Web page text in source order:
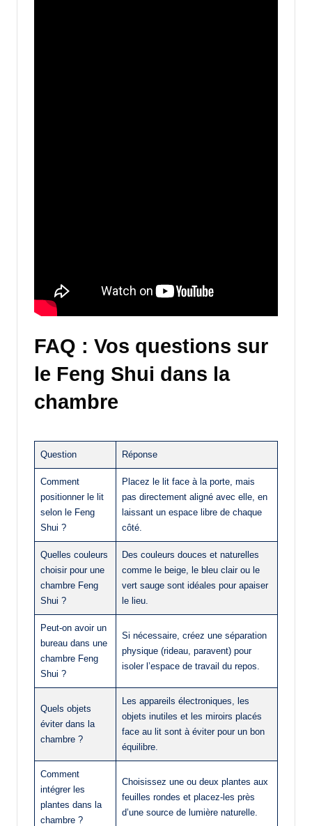
FAQ : Vos questions sur
le Feng Shui dans la
chambre
Question Réponse
Comment
positionner le lit
selon le Feng
Shui ?
Placez le lit face à la porte, mais
pas directement aligné avec elle, en
laissant un espace libre de chaque
côté.
Quelles couleurs
choisir pour une
chambre Feng
Shui ?
Des couleurs douces et naturelles
comme le beige, le bleu clair ou le
vert sauge sont idéales pour apaiser
le lieu.
Peut-on avoir un
bureau dans une
chambre Feng
Shui ?
Si nécessaire, créez une séparation
physique (rideau, paravent) pour
isoler l’espace de travail du repos.
Quels objets
éviter dans la
chambre ?
Les appareils électroniques, les
objets inutiles et les miroirs placés
face au lit sont à éviter pour un bon
équilibre.
Comment
intégrer les
plantes dans la
chambre ?
Choisissez une ou deux plantes aux
feuilles rondes et placez-les près
d’une source de lumière naturelle.